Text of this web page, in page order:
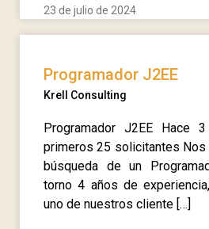
23 de julio de 2024
Programador J2EE
Krell Consulting
Programador J2EE Hace
primeros 25 solicitantes Nos
búsqueda de un
torno 4 años de
uno de nuestros cliente […]